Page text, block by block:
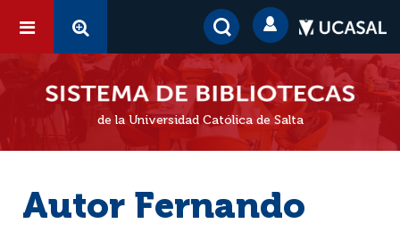
de la Universidad Católica de Salta
Autor Fernando